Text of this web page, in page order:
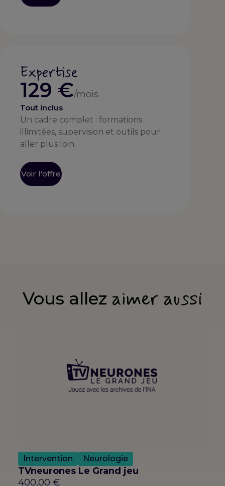
Expertise
129 €/mois
Tout inclus
Un cadre complet : formations
illimitées, supervision et outils pour
aller plus loin.
Voir l'offre
Vous allez aimer aussi
Intervention Neurologie
TVneurones Le Grand jeu
400,00 €